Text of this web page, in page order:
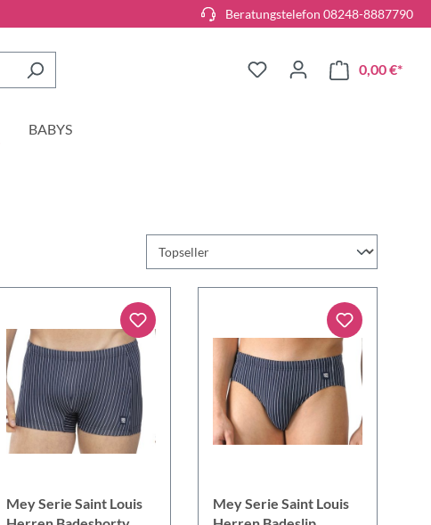
Beratungstelefon 08248-8887790
0,00 €*
BABYS
Mey Serie Saint Louis
Mey Serie Saint Louis